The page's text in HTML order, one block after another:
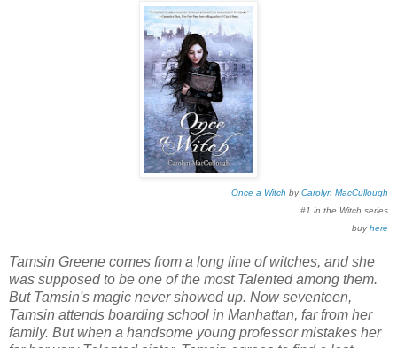
Once a Witch byCarolyn MacCullough
#1 in the Witch series
buyhere
Tamsin Greene comes from a long line of witches, and she
was supposed to be one of the most Talented among them.
But Tamsin's magic never showed up. Now seventeen,
Tamsin attends boarding school in Manhattan, far from her
family. But when a handsome young professor mistakes her